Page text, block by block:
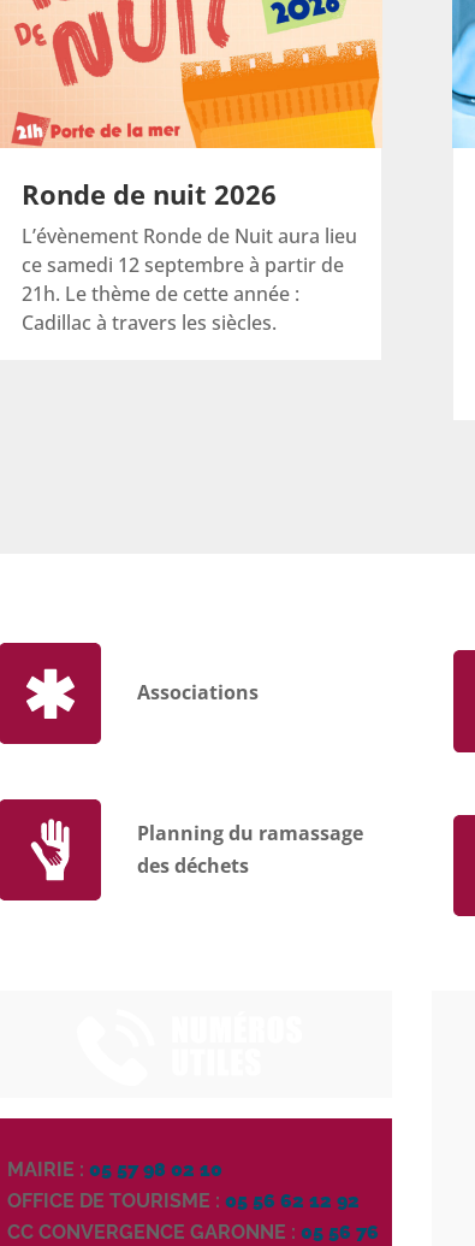
Ronde de nuit 2026
L’évènement Ronde de Nuit aura lieu
ce samedi 12 septembre à partir de
21h. Le thème de cette année :
Cadillac à travers les siècles.
Associations
Planning du ramassage
des déchets
MAIRIE : 05 57 98 02 10
OFFICE DE TOURISME : 05 56 62 12 92
CC CONVERGENCE GARONNE : 05 56 76